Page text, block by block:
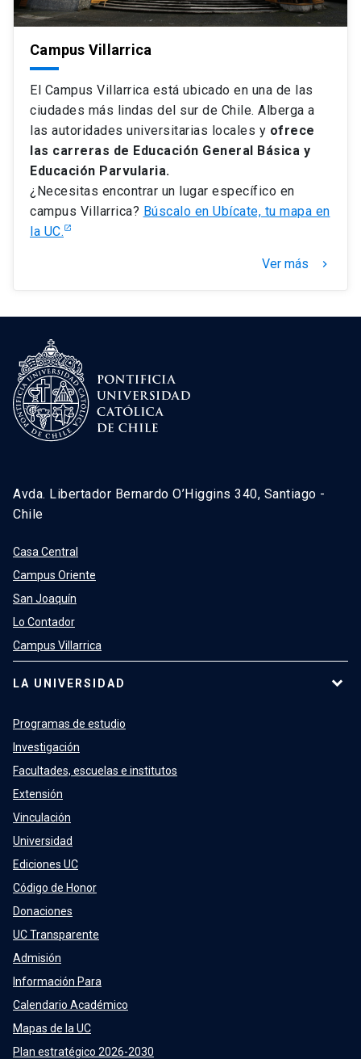
Campus Villarrica
El Campus Villarrica está ubicado en una de las
ciudades más lindas del sur de Chile. Alberga a
las autoridades universitarias locales y ofrece
las carreras de Educación General Básica y
Educación Parvularia.
¿Necesitas encontrar un lugar específico en
campus Villarrica? Búscalo en Ubícate, tu mapa en
la UC.
Ver más keyboard_arrow_right
Avda. Libertador Bernardo O’Higgins 340, Santiago -
Chile
Casa Central
Campus Oriente
San Joaquín
Lo Contador
Campus Villarrica
LA UNIVERSIDAD
Programas de estudio
Investigación
Facultades, escuelas e institutos
Extensión
Vinculación
Universidad
Ediciones UC
Código de Honor
Donaciones
UC Transparente
Admisión
Información Para
Calendario Académico
Mapas de la UC
Plan estratégico 2026-2030